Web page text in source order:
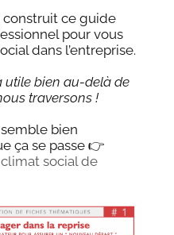
construit ce guide
pour vous
dans l’entreprise.
utile bien au-delà de
traversons !
bien
ça se passe 👉
social de